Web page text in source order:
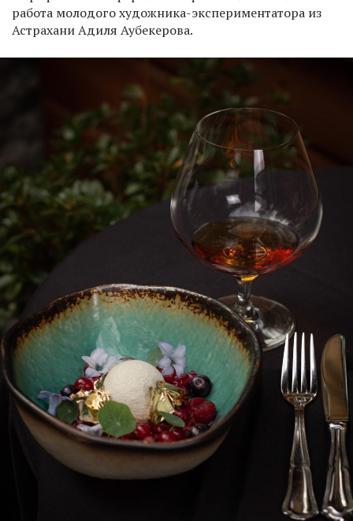
работа молодого художника-экспериментатора из
Астрахани Адиля Аубекерова.